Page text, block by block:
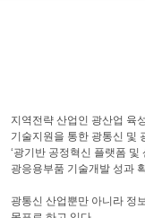
지역전략 산업인 광산업 육
기술지원을 통한 광통신 및
‘광기반 공정혁신 플랫폼
광응용부품 기술개발 성과
광통신 산업뿐만 아니라 정